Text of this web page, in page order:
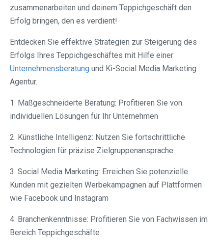
zusammenarbeiten und deinem Teppichgeschäft den
Erfolg bringen, den es verdient!
Entdecken Sie effektive Strategien zur Steigerung des
Erfolgs Ihres Teppichgeschäftes mit Hilfe einer
Unternehmensberatung und Ki-Social Media Marketing
Agentur.
1. Maßgeschneiderte Beratung: Profitieren Sie von
individuellen Lösungen für Ihr Unternehmen
2. Künstliche Intelligenz: Nutzen Sie fortschrittliche
Technologien für präzise Zielgruppenansprache
3. Social Media Marketing: Erreichen Sie potenzielle
Kunden mit gezielten Werbekampagnen auf Plattformen
wie Facebook und Instagram
4. Branchenkenntnisse: Profitieren Sie von Fachwissen im
Bereich Teppichgeschäfte